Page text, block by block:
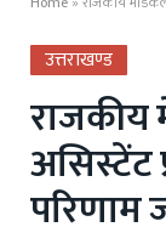
उत्तराखण्ड
असिस्टेंट
परिणाम